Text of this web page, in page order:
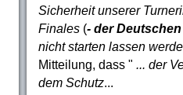
Sicherheit unserer
Finales (- der
nicht starten lassen
Mitteilung, dass "
... der
dem Schutz